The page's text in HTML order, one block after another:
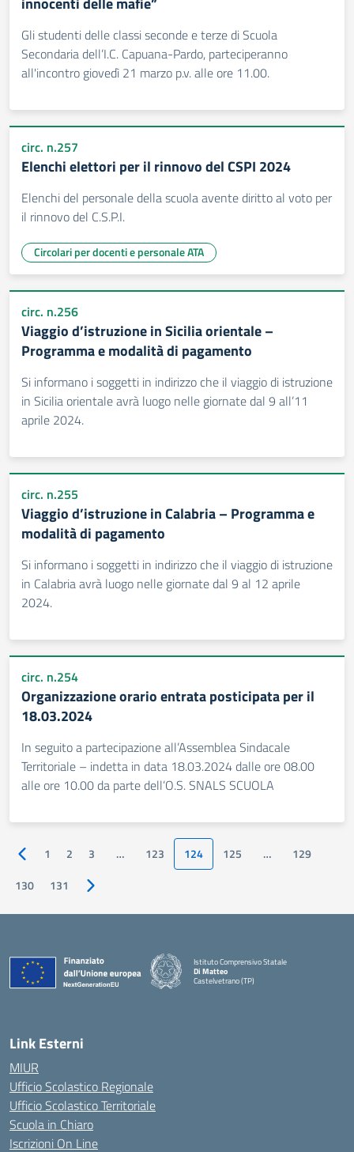
Gli studenti delle classi seconde e terze di Scuola
Secondaria dell’I.C. Capuana-Pardo, parteciperanno
all'incontro giovedì 21 marzo p.v. alle ore 11.00.
circ. n.257
Elenchi elettori per il rinnovo del CSPI 2024
Elenchi del personale della scuola avente diritto al voto per
il rinnovo del C.S.P.I.
Circolari per docenti e personale ATA
circ. n.256
Viaggio d’istruzione in Sicilia orientale –
Programma e modalità di pagamento
Si informano i soggetti in indirizzo che il viaggio di istruzione
in Sicilia orientale avrà luogo nelle giornate dal 9 all’11
aprile 2024.
circ. n.255
Viaggio d’istruzione in Calabria – Programma e
modalità di pagamento
Si informano i soggetti in indirizzo che il viaggio di istruzione
in Calabria avrà luogo nelle giornate dal 9 al 12 aprile
2024.
circ. n.254
Organizzazione orario entrata posticipata per il
18.03.2024
In seguito a partecipazione all’Assemblea Sindacale
Territoriale – indetta in data 18.03.2024 dalle ore 08.00
alle ore 10.00 da parte dell’O.S. SNALS SCUOLA
Pagina precedente
1 2 3 … 123 124 125 …
129
130
131 Pagina successiva
Istituto Comprensivo Statale
Di Matteo
Castelvetrano (TP)
Link Esterni
MIUR
Ufficio Scolastico Regionale
Ufficio Scolastico Territoriale
Scuola in Chiaro
Iscrizioni On Line